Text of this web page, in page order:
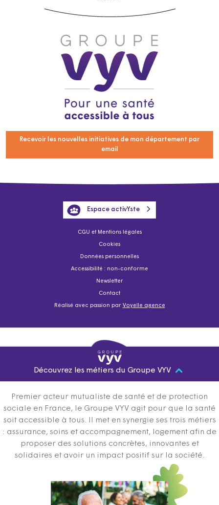
Recevoir les nouvelles initiatives de mon département par
email
CGU et Mentions légales
Cookies
Données personnelles
Accessibilité : non-conforme
Newsletter
Contact
Réalisé avec passion par Voyelle agence
Espace activYste
Découvrez les métiers du Groupe VYV
Premier acteur mutualiste de santé et de protection
sociale en France, le Groupe VYV agit pour que la santé
soit accessible à tous. Il met en synergie ses trois métiers
: assurance, soins et accompagnement, logement afin de
proposer des solutions concrètes, innovantes et
solidaires et avoir un impact positif sur la société.